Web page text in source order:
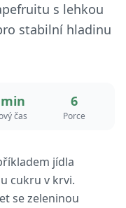
s lehkou
stabilní hladinu
čas
6
Porce
jídla
cukru v krvi.
se zeleninou